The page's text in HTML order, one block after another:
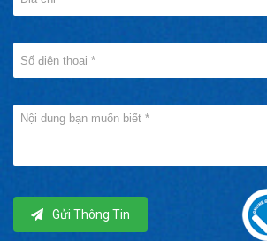
Gửi Thông Tin